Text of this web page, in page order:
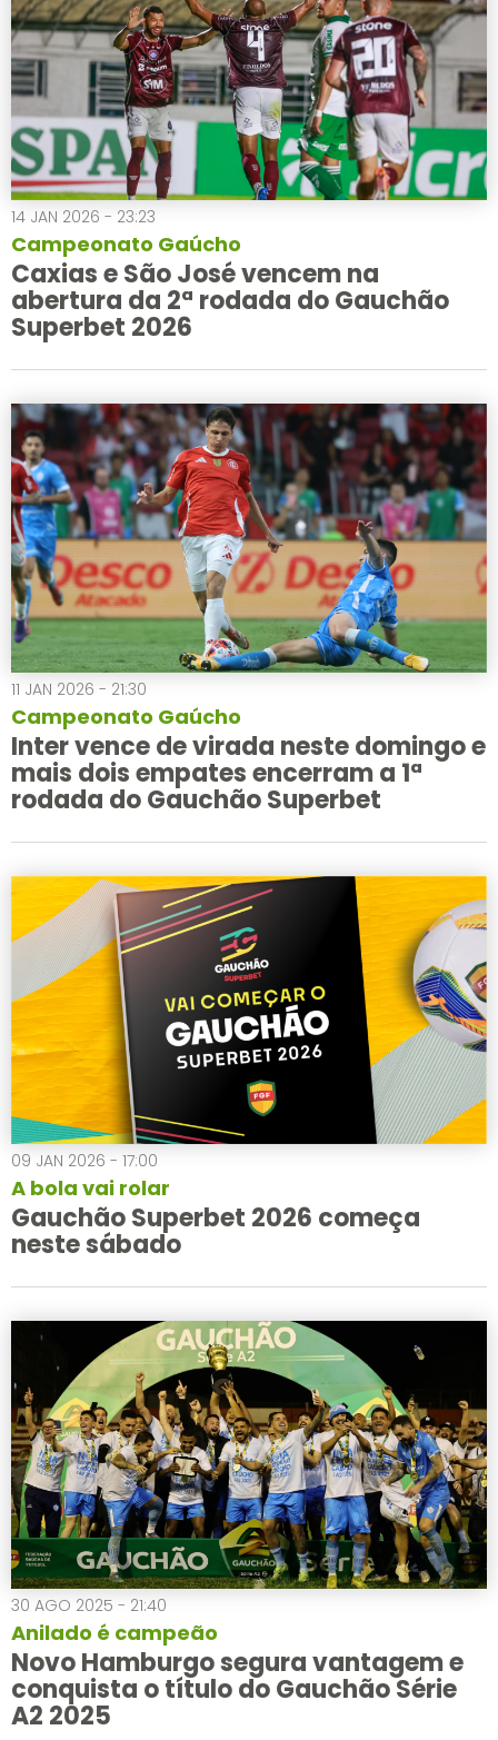
14 JAN 2026 - 23:23
Campeonato Gaúcho
Caxias e São José vencem na
abertura da 2ª rodada do Gauchão
Superbet 2026
11 JAN 2026 - 21:30
Campeonato Gaúcho
Inter vence de virada neste domingo e
mais dois empates encerram a 1ª
rodada do Gauchão Superbet
09 JAN 2026 - 17:00
A bola vai rolar
Gauchão Superbet 2026 começa
neste sábado
30 AGO 2025 - 21:40
Anilado é campeão
Novo Hamburgo segura vantagem e
conquista o título do Gauchão Série
A2 2025